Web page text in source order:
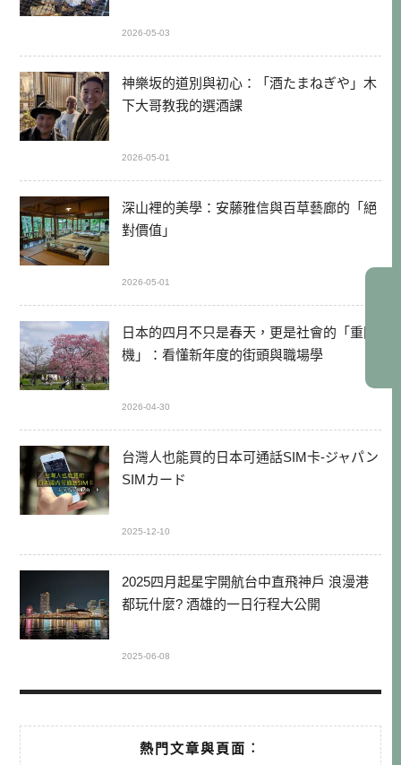
2026-05-03
神樂坂的道別與初心：「酒たまねぎや」木
下大哥教我的選酒課
2026-05-01
深山裡的美學：安藤雅信與百草藝廊的「絕
對價值」
2026-05-01
日本的四月不只是春天，更是社會的「重開
機」：看懂新年度的街頭與職場學
2026-04-30
台灣人也能買的日本可通話SIM卡-ジャパン
SIMカード
2025-12-10
2025四月起星宇開航台中直飛神戶 浪漫港
都玩什麼? 酒雄的一日行程大公開
2025-06-08
熱門文章與頁面︰